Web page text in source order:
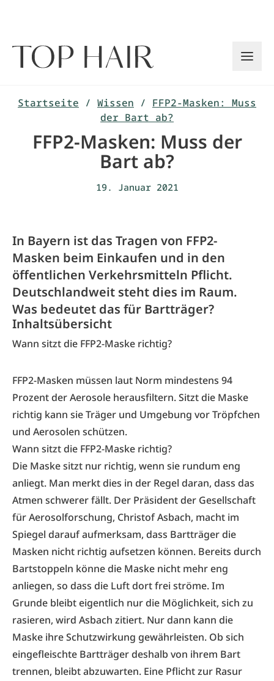
Startseite / Wissen / FFP2-Masken: Muss
der Bart ab?
FFP2-Masken: Muss der
Bart ab?
19. Januar 2021
In Bayern ist das Tragen von FFP2-
Masken beim Einkaufen und in den
öffentlichen Verkehrsmitteln Pflicht.
Deutschlandweit steht dies im Raum.
Was bedeutet das für Bartträger?
Inhaltsübersicht
Wann sitzt die FFP2-Maske richtig?
FFP2-Masken müssen laut Norm mindestens 94
Prozent der Aerosole herausfiltern. Sitzt die Maske
richtig kann sie Träger und Umgebung vor Tröpfchen
und Aerosolen schützen.
Wann sitzt die FFP2-Maske richtig?
Die Maske sitzt nur richtig, wenn sie rundum eng
anliegt. Man merkt dies in der Regel daran, dass das
Atmen schwerer fällt. Der Präsident der Gesellschaft
für Aerosolforschung, Christof Asbach, macht im
Spiegel darauf aufmerksam, dass Bartträger die
Masken nicht richtig aufsetzen können. Bereits durch
Bartstoppeln könne die Maske nicht mehr eng
anliegen, so dass die Luft dort frei ströme. Im
Grunde bleibt eigentlich nur die Möglichkeit, sich zu
rasieren, wird Asbach zitiert. Nur dann kann die
Maske ihre Schutzwirkung gewährleisten. Ob sich
eingefleischte Bartträger deshalb von ihrem Bart
trennen, bleibt abzuwarten. Eine Pflicht zur Rasur